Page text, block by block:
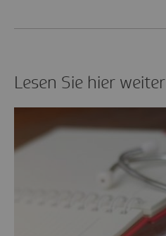
Lesen Sie hier weiter